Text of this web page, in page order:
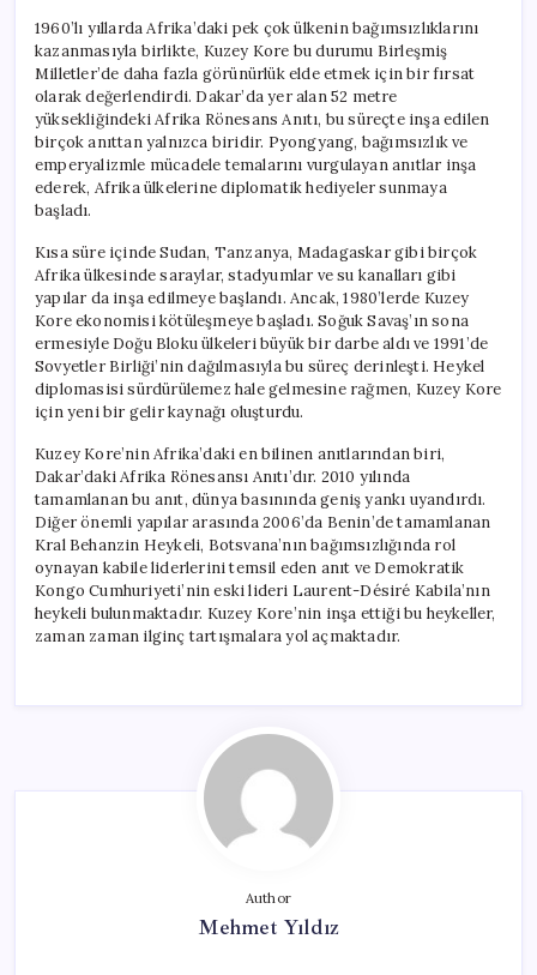
1960’lı yıllarda Afrika’daki pek çok ülkenin bağımsızlıklarını
kazanmasıyla birlikte, Kuzey Kore bu durumu Birleşmiş
Milletler’de daha fazla görünürlük elde etmek için bir fırsat
olarak değerlendirdi. Dakar’da yer alan 52 metre
yüksekliğindeki Afrika Rönesans Anıtı, bu süreçte inşa edilen
birçok anıttan yalnızca biridir. Pyongyang, bağımsızlık ve
emperyalizmle mücadele temalarını vurgulayan anıtlar inşa
ederek, Afrika ülkelerine diplomatik hediyeler sunmaya
başladı.
Kısa süre içinde Sudan, Tanzanya, Madagaskar gibi birçok
Afrika ülkesinde saraylar, stadyumlar ve su kanalları gibi
yapılar da inşa edilmeye başlandı. Ancak, 1980’lerde Kuzey
Kore ekonomisi kötüleşmeye başladı. Soğuk Savaş’ın sona
ermesiyle Doğu Bloku ülkeleri büyük bir darbe aldı ve 1991’de
Sovyetler Birliği’nin dağılmasıyla bu süreç derinleşti. Heykel
diplomasisi sürdürülemez hale gelmesine rağmen, Kuzey Kore
için yeni bir gelir kaynağı oluşturdu.
Kuzey Kore’nin Afrika’daki en bilinen anıtlarından biri,
Dakar’daki Afrika Rönesansı Anıtı’dır. 2010 yılında
tamamlanan bu anıt, dünya basınında geniş yankı uyandırdı.
Diğer önemli yapılar arasında 2006’da Benin’de tamamlanan
Kral Behanzin Heykeli, Botsvana’nın bağımsızlığında rol
oynayan kabile liderlerini temsil eden anıt ve Demokratik
Kongo Cumhuriyeti’nin eski lideri Laurent-Désiré Kabila’nın
heykeli bulunmaktadır. Kuzey Kore’nin inşa ettiği bu heykeller,
zaman zaman ilginç tartışmalara yol açmaktadır.
Author
Mehmet Yıldız